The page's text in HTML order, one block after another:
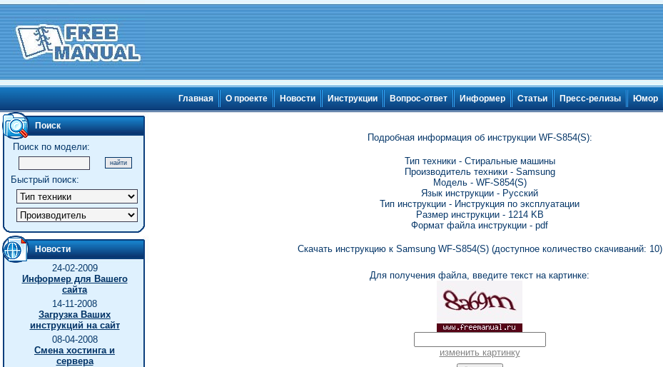
Главная О проекте Новости Инструкции Вопрос-ответ Информер Статьи Пресс-релизы Юмор
Поиск
Поиск по модели:
Быстрый поиск:
Новости
24-02-2009
Информер для Вашего
сайта
14-11-2008
Загрузка Ваших
инструкций на сайт
08-04-2008
Смена хостинга и
сервера
Подробная информация об инструкции WF-S854(S):
Тип техники - Стиральные машины
Производитель техники - Samsung
Модель - WF-S854(S)
Язык инструкции - Русский
Тип инструкции - Инструкция по эксплуатации
Размер инструкции - 1214 KB
Формат файла инструкции - pdf
Скачать инструкцию к Samsung WF-S854(S) (доступное количество скачиваний: 10)
Для получения файла, введите текст на картинке:
изменить картинку